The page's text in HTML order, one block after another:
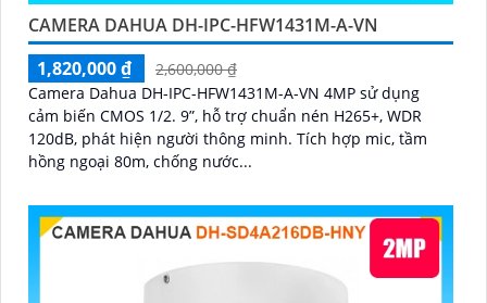
CAMERA DAHUA DH-IPC-HFW1431M-A-VN
1,820,000 ₫
2,600,000 ₫
Camera Dahua DH-IPC-HFW1431M-A-VN 4MP sử dụng
cảm biến CMOS 1/2. 9”, hỗ trợ chuẩn nén H265+, WDR
120dB, phát hiện người thông minh. Tích hợp mic, tầm
hồng ngoại 80m, chống nước...